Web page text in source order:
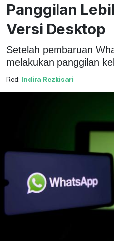
Panggilan
Versi Desktop
Setelah pembaruan
melakukan panggilan
Red: Indira Rezkisari